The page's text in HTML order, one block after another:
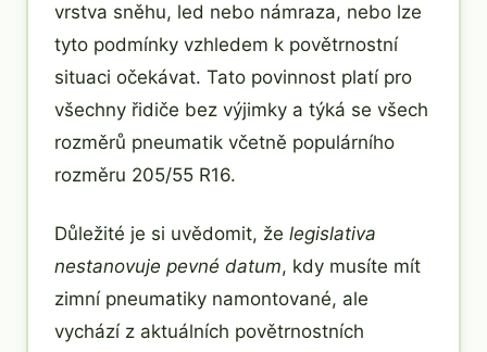
vrstva sněhu, led nebo námraza, nebo lze
tyto podmínky vzhledem k povětrnostní
situaci očekávat. Tato povinnost platí pro
všechny řidiče bez výjimky a týká se všech
rozměrů pneumatik včetně populárního
rozměru 205/55 R16.
Důležité je si uvědomit, že legislativa
nestanovuje pevné datum, kdy musíte mít
zimní pneumatiky namontované, ale
vychází z aktuálních povětrnostních